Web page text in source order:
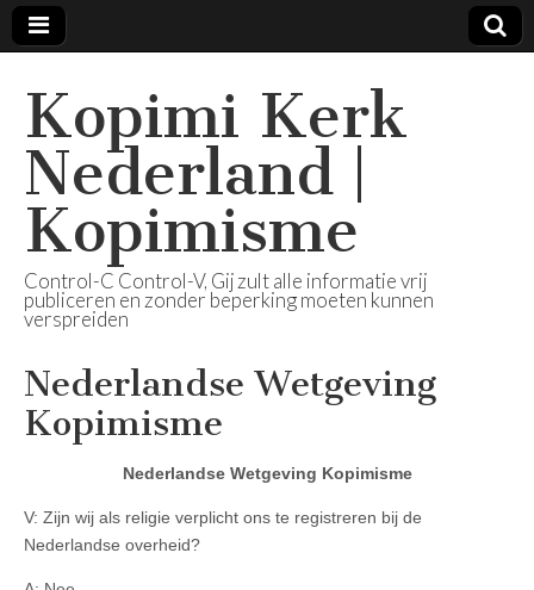
Kopimi Kerk
Nederland |
Kopimisme
Control-C Control-V, Gij zult alle informatie vrij
publiceren en zonder beperking moeten kunnen
verspreiden
Nederlandse Wetgeving
Kopimisme
Nederlandse Wetgeving Kopimisme
V: Zijn wij als religie verplicht ons te registreren bij de
Nederlandse overheid?